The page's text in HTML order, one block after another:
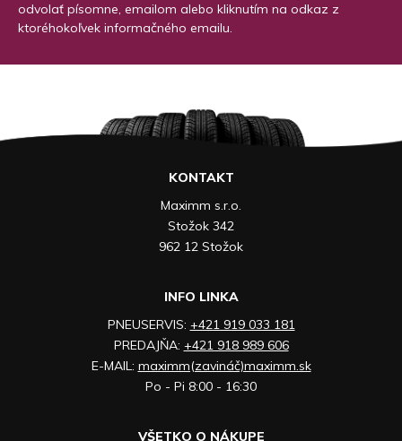
odvolať písomne, emailom alebo kliknutím na odkaz z
ktoréhokoľvek informačného emailu.
KONTAKT
Maximm s.r.o.
Stožok 342
962 12 Stožok
INFO LINKA
PNEUSERVIS: +421 919 033 181
PREDAJŇA: +421 918 989 606
E-MAIL: maximm(zavináč)maximm.sk
Po - Pi 8:00 - 16:30
VŠETKO O NÁKUPE